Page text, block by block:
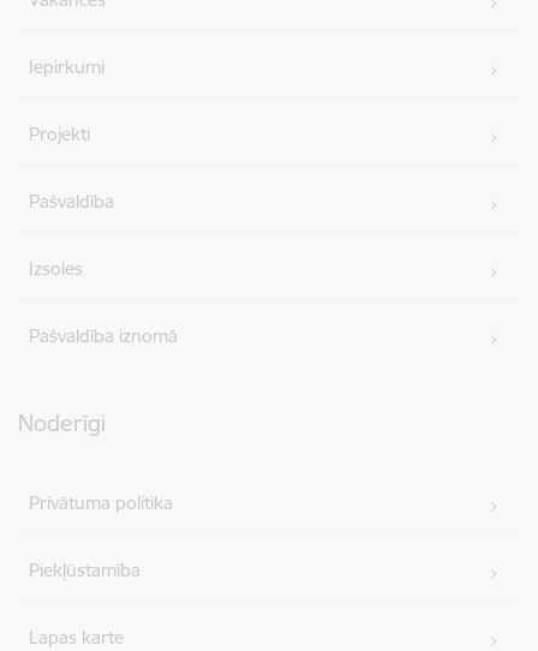
Iepirkumi
Projekti
Pašvaldība
Izsoles
Pašvaldība iznomā
Noderīgi
Privātuma politika
Piekļūstamība
Lapas karte